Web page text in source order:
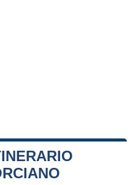
data ©OpenStreetMap